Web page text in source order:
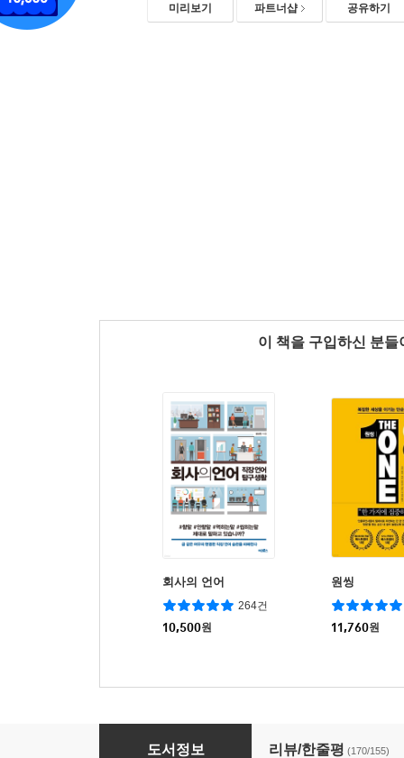
미리보기 파트너샵 공유하기
이 책을 구입하신 분
회사의 언어
264건
10,500원
원씽
11,760원
돈의 시나리오
도서정보 리뷰/한줄평 (170/155)